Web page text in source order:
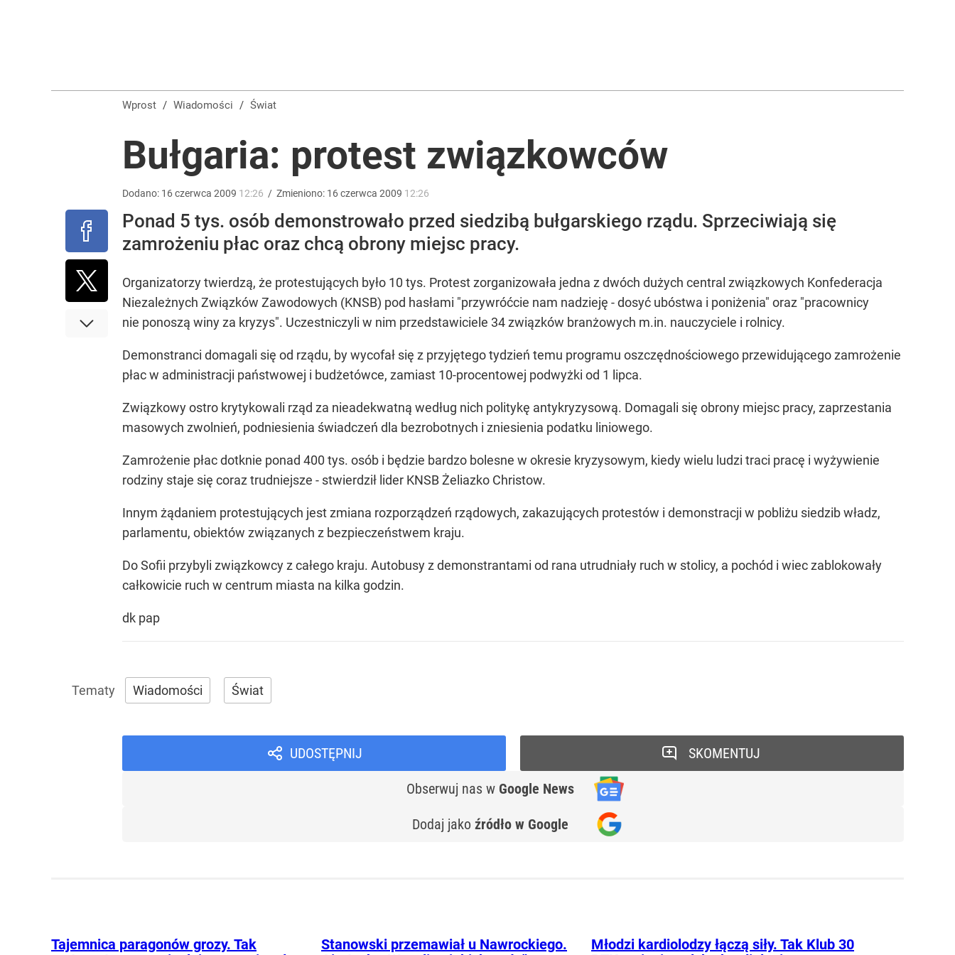
Tajemnica paragonów grozy. Tak restauratorzy manipulują cenami nad morzem
Pomysł PiS skonfrontowany z rzeczywistością. Tylu Ukraińców pracuje w Polsce
Wprost / Wiadomości / Świat
Bułgaria: protest związkowców
Dodano: 16czerwca 2009 12:26 / Zmieniono: 16czerwca 2009 12:26
Ponad 5 tys. osób demonstrowało przed siedzibą bułgarskiego rządu. Sprzeciwiają się
zamrożeniu płac oraz chcą obrony miejsc pracy.
Organizatorzy twierdzą, że protestujących było 10 tys. Protest zorganizowała jedna z dwóch dużych central związkowych Konfederacja
Niezależnych Związków Zawodowych (KNSB) pod hasłami "przywróćcie nam nadzieję - dosyć ubóstwa i poniżenia" oraz "pracownicy
nie ponoszą winy za kryzys". Uczestniczyli w nim przedstawiciele 34 związków branżowych m.in. nauczyciele i rolnicy.
Demonstranci domagali się od rządu, by wycofał się z przyjętego tydzień temu programu oszczędnościowego przewidującego zamrożenie
płac w administracji państwowej i budżetówce, zamiast 10-procentowej podwyżki od 1 lipca.
Związkowy ostro krytykowali rząd za nieadekwatną według nich politykę antykryzysową. Domagali się obrony miejsc pracy, zaprzestania
masowych zwolnień, podniesienia świadczeń dla bezrobotnych i zniesienia podatku liniowego.
Zamrożenie płac dotknie ponad 400 tys. osób i będzie bardzo bolesne w okresie kryzysowym, kiedy wielu ludzi traci pracę i wyżywienie
rodziny staje się coraz trudniejsze - stwierdził lider KNSB Żeliazko Christow.
Innym żądaniem protestujących jest zmiana rozporządzeń rządowych, zakazujących protestów i demonstracji w pobliżu siedzib władz,
parlamentu, obiektów związanych z bezpieczeństwem kraju.
Do Sofii przybyli związkowcy z całego kraju. Autobusy z demonstrantami od rana utrudniały ruch w stolicy, a pochód i wiec zablokowały
całkowicie ruch w centrum miasta na kilka godzin.
dk pap
Wiadomości Świat
UDOSTĘPNIJ
Obserwuj nas w Google News
Dodaj jako źródło w Google
SKOMENTUJ
Tajemnica paragonów grozy. Tak
Stanowski przemawiał u Nawrockiego.
Młodzi kardiolodzy łączą siły. Tak Klub 30